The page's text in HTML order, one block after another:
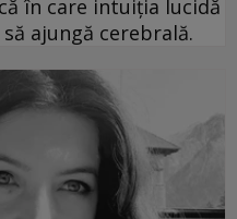
în care intuiția lucidă
ajungă cerebrală.